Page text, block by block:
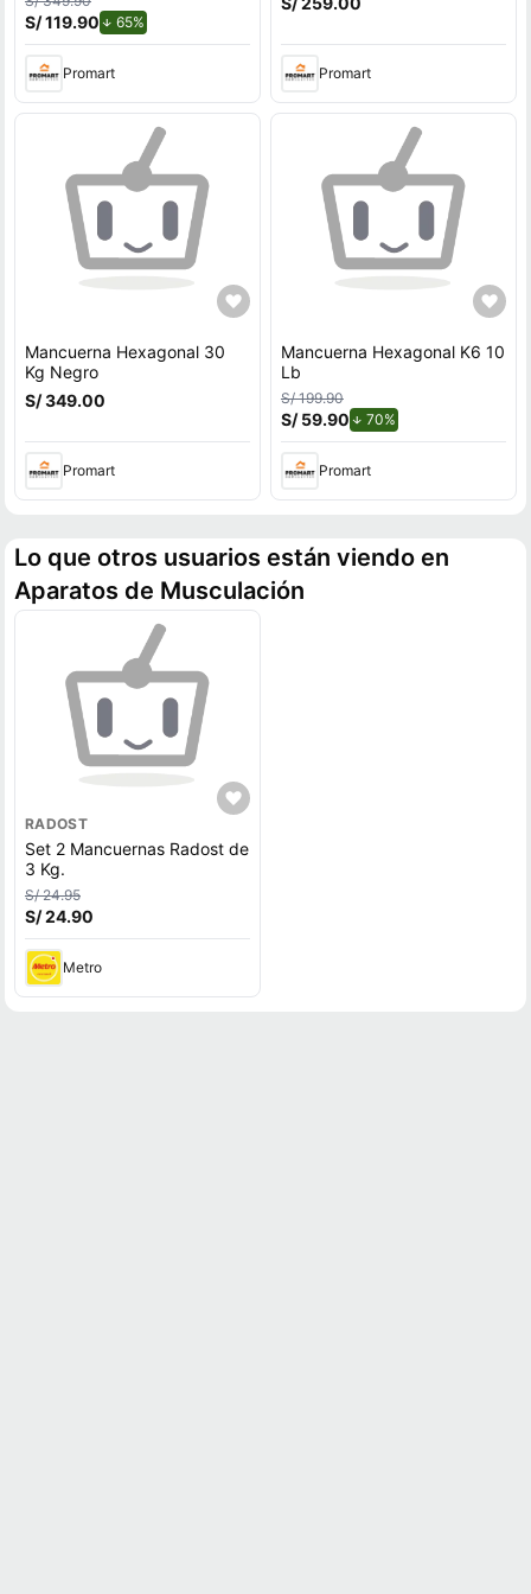
S/ 119.90 65%
Promart Promart
Mancuerna Hexagonal 30
Kg Negro
S/ 349.00
Promart
Mancuerna Hexagonal K6 10
Lb
S/ 199.90
S/ 59.90 70%de descuento.
Promart
Lo que otros usuarios están viendo en
Aparatos de Musculación
RADOST
Set 2 Mancuernas Radost de
3 Kg.
S/ 24.95
S/ 24.90
Metro